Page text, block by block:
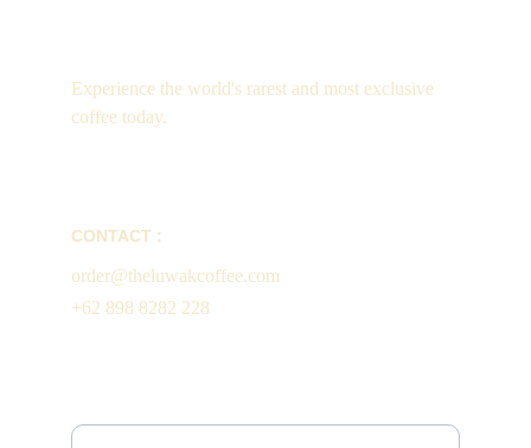
Experience the world's rarest and most exclusive
coffee today.
CONTACT :
order@theluwakcoffee.com
+62 898 8282 228